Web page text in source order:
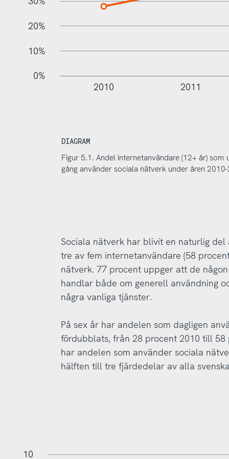
20%
10%
0%
2010 2011
DIAGRAM
Figur 5.1. Andel internetanvändare (12+ år)
gång använder sociala nätverk under åren
Sociala nätverk har blivit en naturlig
tre av fem internetanvändare (58
nätverk. 77 procent uppger att de
handlar både om generell användning
några vanliga tjänster.
På sex år har andelen som dagligen
fördubblats, från 28 procent 2010 till 58
har andelen som använder sociala
hälften till tre fjärdedelar av alla
10